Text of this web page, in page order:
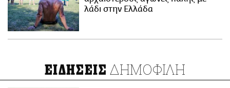
λάδι στην Ελλάδα
ΕΙΔΗΣΕΙΣ ΔΗΜΟΦΙΛΗ